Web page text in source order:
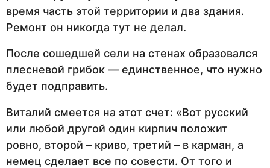
время часть этой территории и два здания.
Ремонт он никогда тут не делал.
После сошедшей сели на стенах образовался
плесневой грибок — единственное, что нужно
будет подправить.
Виталий смеется на этот счет: «Вот русский
или любой другой один кирпич положит
ровно, второй – криво, третий – в карман, а
немец сделает все по совести. От того и